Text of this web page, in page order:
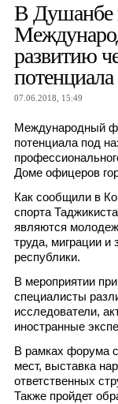
В Душанбе
развитию
потенциала
07.06.2018, 15:49
Международный
потенциала под
Доме офицеров
Как сообщили в
спорта
являются
труда, миграции и
республики.
В мероприятии
специалисты
исследователи,
иностранные
В рамках форума
мест, выставка
ответственных
Также пройдет